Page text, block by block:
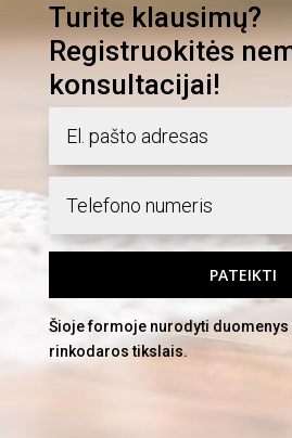
Turite klausimų?
Registruokitės
konsultacijai!
PATEIKTI
Šioje formoje nurodyti duomenys
rinkodaros tikslais.